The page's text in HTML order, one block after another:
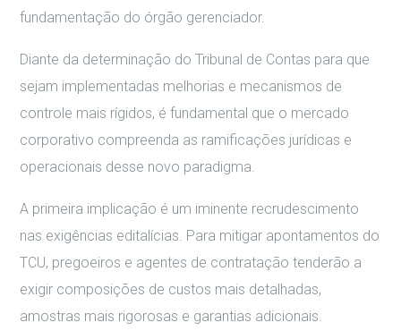
fundamentação do órgão gerenciador.
Diante da determinação do Tribunal de Contas para que
sejam implementadas melhorias e mecanismos de
controle mais rígidos, é fundamental que o mercado
corporativo compreenda as ramificações jurídicas e
operacionais desse novo paradigma.
A primeira implicação é um iminente recrudescimento
nas exigências editalícias. Para mitigar apontamentos do
TCU, pregoeiros e agentes de contratação tenderão a
exigir composições de custos mais detalhadas,
amostras mais rigorosas e garantias adicionais.